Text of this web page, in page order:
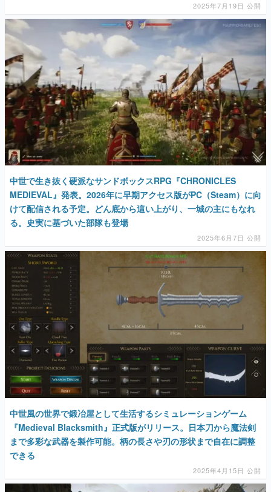
2025年7月19日 公開
中世で生き抜く硬派なサンドボックスRPG『CHRONICLES
MEDIEVAL』発表。2026年に早期アクセス版がPC（Steam）に向
けて配信される予定。どん底から這い上がり、一城の主にもなれ
る。史実に基づいた部隊も登場
2025年6月7日 公開
中世風の世界で鍛冶屋として生活するシミュレーションゲーム
『Medieval Blacksmith』正式版がリリース。日本刀から魔法剣
まで多彩な武器を製作可能。柄の長さや刃の形状まで自在に調整
できる
2025年4月15日 公開